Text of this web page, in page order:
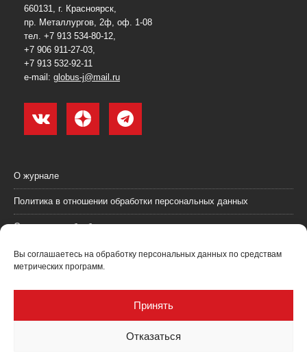
Вы соглашаетесь на обработку персональных данных по средствам
метрических программ.
Принять
Отказаться
660131, г. Красноярск,
пр. Металлургов, 2ф, оф. 1-08
тел. +7 913 534-80-12,
+7 906 911-27-03,
+7 913 532-92-11
e-mail: globus-j@mail.ru
О журнале
Политика в отношении обработки персональных данных
Согласие на обработку персональных данных
Пользовательское соглашение (оферта)